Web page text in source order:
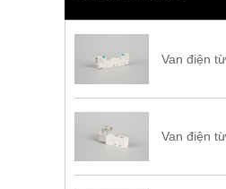
Van điện
Van điện